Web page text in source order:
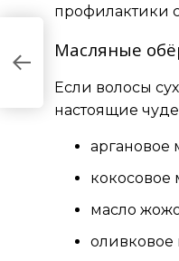
профилактики
Масляные
Если волосы
настоящие
аргановое
кокосовое
масло
оливковое